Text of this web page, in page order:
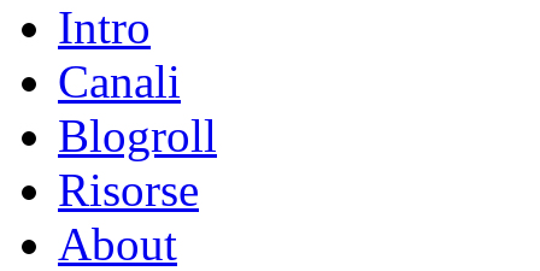
Intro
Canali
Blogroll
Risorse
About